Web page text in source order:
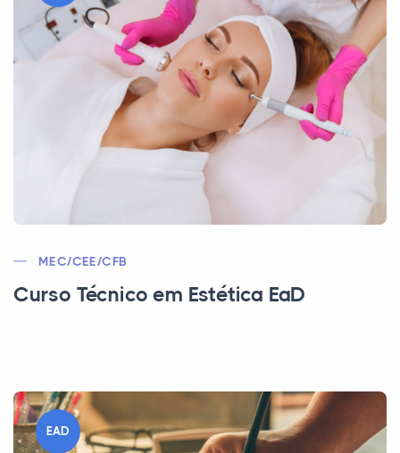
MEC/CEE/CFB
Curso Técnico em Estética EaD
EAD